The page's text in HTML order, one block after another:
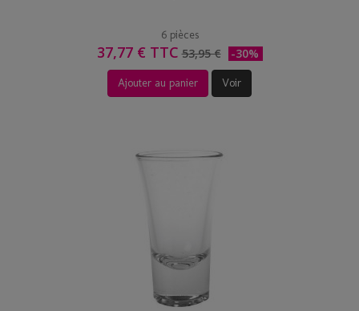
6 pièces
37,77 € TTC 53,95 € -30%
Ajouter au panier Voir